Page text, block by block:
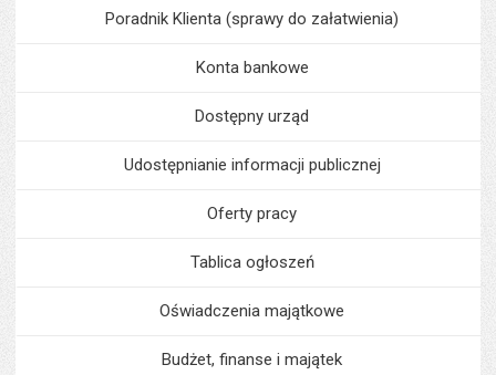
Poradnik Klienta (sprawy do załatwienia)
Konta bankowe
Dostępny urząd
Udostępnianie informacji publicznej
Oferty pracy
Tablica ogłoszeń
Oświadczenia majątkowe
Budżet, finanse i majątek